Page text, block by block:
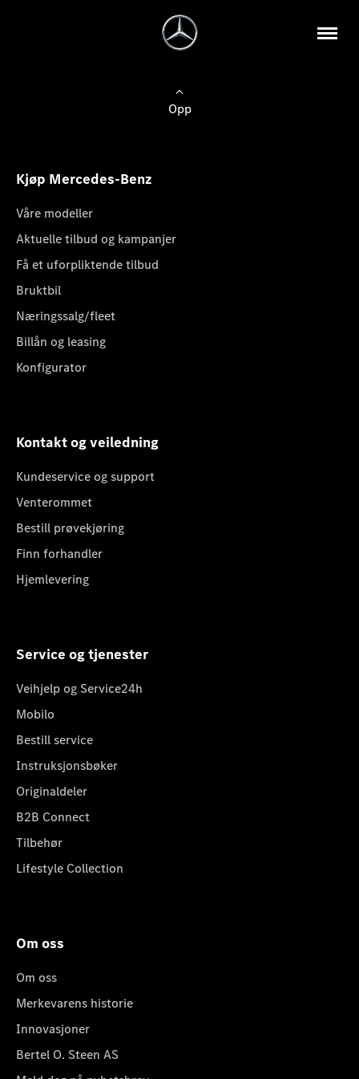
Opp
Kjøp Mercedes-Benz
Våre modeller
Aktuelle tilbud og kampanjer
Få et uforpliktende tilbud
Bruktbil
Næringssalg/fleet
Billån og leasing
Konfigurator
Kontakt og veiledning
Kundeservice og support
Venterommet
Bestill prøvekjøring
Finn forhandler
Hjemlevering
Service og tjenester
Veihjelp og Service24h
Mobilo
Bestill service
Instruksjonsbøker
Originaldeler
B2B Connect
Tilbehør
Lifestyle Collection
Om oss
Om oss
Merkevarens historie
Innovasjoner
Bertel O. Steen AS